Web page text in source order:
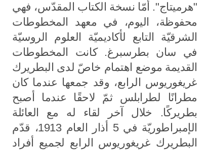
"هرميتاج". أمّا نسخة الكتاب المقدّس، فهي
محفوظة، اليوم، في معهد المخطوطات
الشرقيّة التابع لأكاديميّة العلوم الروسيّة
في سان بطرسبرغ. كانت المخطوطات
القديمة موضع اهتمام خاصّ لدى البطريرك
غريغوريوس الرابع، وقد جمعها عندما كان
مطرانًا لطرابلس ثمّ لاحقًا عندما أصبح
بطريركًا. خلال آخر لقاء له مع العائلة
الإمبراطوريّة في 5 أذار العام 1913، قدّم
البطريرك غريغوريوس الرابع لجميع أفراد